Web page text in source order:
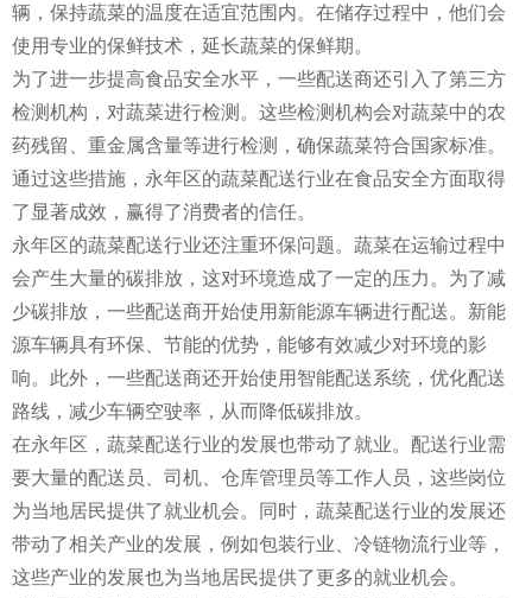
辆，保持蔬菜的温度在适宜范围内。在储存过程中，他们会
使用专业的保鲜技术，延长蔬菜的保鲜期。
为了进一步提高食品安全水平，一些配送商还引入了第三方
检测机构，对蔬菜进行检测。这些检测机构会对蔬菜中的农
药残留、重金属含量等进行检测，确保蔬菜符合国家标准。
通过这些措施，永年区的蔬菜配送行业在食品安全方面取得
了显著成效，赢得了消费者的信任。
永年区的蔬菜配送行业还注重环保问题。蔬菜在运输过程中
会产生大量的碳排放，这对环境造成了一定的压力。为了减
少碳排放，一些配送商开始使用新能源车辆进行配送。新能
源车辆具有环保、节能的优势，能够有效减少对环境的影
响。此外，一些配送商还开始使用智能配送系统，优化配送
路线，减少车辆空驶率，从而降低碳排放。
在永年区，蔬菜配送行业的发展也带动了就业。配送行业需
要大量的配送员、司机、仓库管理员等工作人员，这些岗位
为当地居民提供了就业机会。同时，蔬菜配送行业的发展还
带动了相关产业的发展，例如包装行业、冷链物流行业等，
这些产业的发展也为当地居民提供了更多的就业机会。